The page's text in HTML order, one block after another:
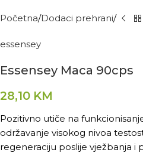
Početna Dodaci prehrani
essensey
Essensey Maca 90cps
28,10 KM
Pozitivno utiče na
održavanje visokog nivoa
regeneraciju poslije vježbanja i